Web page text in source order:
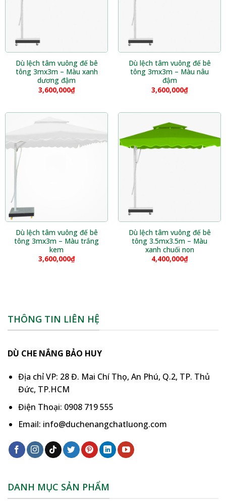
Dù lệch tâm vuông đế bê
tông 3mx3m – Màu xanh
dương đậm
3,600,000₫
Dù lệch tâm vuông đế bê
tông 3mx3m – Màu nâu
đậm
3,600,000₫
Dù lệch tâm vuông đế bê
tông 3mx3m – Màu trắng
kem
3,600,000₫
Dù lệch tâm vuông đế bê
tông 3.5mx3.5m – Màu
xanh chuối non
4,400,000₫
THÔNG TIN LIÊN HỆ
DÙ CHE NẮNG BẢO HUY
Địa chỉ VP: 28 Đ. Mai Chí Thọ, An Phú, Q.2, TP. Thủ
Đức, TP.HCM
Điện Thoại: 0908 719 555
Email: info@duchenangchatluong.com
DANH MỤC SẢN PHẨM